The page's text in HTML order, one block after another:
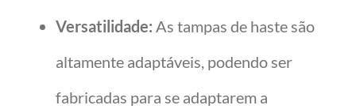
Versatilidade: As tampas de haste são
altamente adaptáveis, podendo ser
fabricadas para se adaptarem a